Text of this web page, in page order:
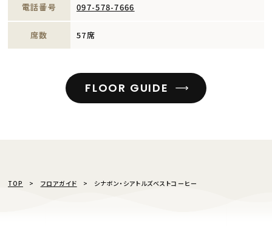
電話番号 097-578-7666
席数 57席
FLOOR GUIDE
TOP フロアガイド シナボン・シアトルズベストコーヒー